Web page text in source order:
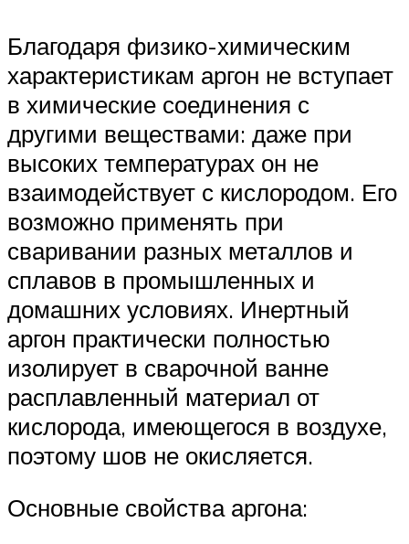
Благодаря физико-химическим
характеристикам аргон не вступает
в химические соединения с
другими веществами: даже при
высоких температурах он не
взаимодействует с кислородом. Его
возможно применять при
сваривании разных металлов и
сплавов в промышленных и
домашних условиях. Инертный
аргон практически полностью
изолирует в сварочной ванне
расплавленный материал от
кислорода, имеющегося в воздухе,
поэтому шов не окисляется.
Основные свойства аргона: